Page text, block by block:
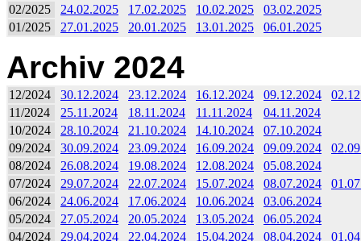
02/2025
24.02.2025 17.02.2025 10.02.2025
03.02.2025
01/2025
27.01.2025 20.01.2025 13.01.2025 06.01.2025
Archiv 2024
12/2024 30.12.2024 23.12.2024 16.12.2024 09.12.2024
11/2024
25.11.2024 18.11.2024 11.11.2024
04.11.2024
10/2024
28.10.2024 21.10.2024 14.10.2024
07.10.2024
09/2024
30.09.2024 23.09.2024 16.09.2024 09.09.2024
08/2024
26.08.2024 19.08.2024 12.08.2024
05.08.2024
07/2024
29.07.2024 22.07.2024 15.07.2024 08.07.2024
06/2024
24.06.2024 17.06.2024 10.06.2024
03.06.2024
05/2024
27.05.2024 20.05.2024 13.05.2024
06.05.2024
04/2024
29.04.2024 22.04.2024 15.04.2024 08.04.2024